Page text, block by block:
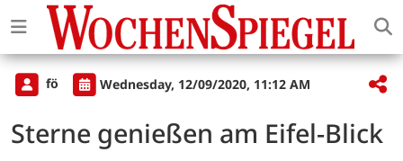
fö Wednesday, 12/09/2020, 11:12 AM
Sterne genießen am Eifel-Blick